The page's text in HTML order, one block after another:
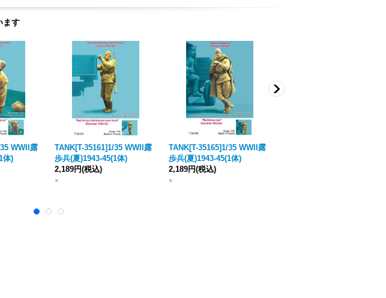
ます
WWII露
体)
TANK[T-35161]1/35 WWII露
歩兵(夏)1943-45(1体)
2,189円(税込)
×
TANK[T-35165]1/35 WWII露
歩兵(夏)1943-45(1体)
2,189円(税込)
×